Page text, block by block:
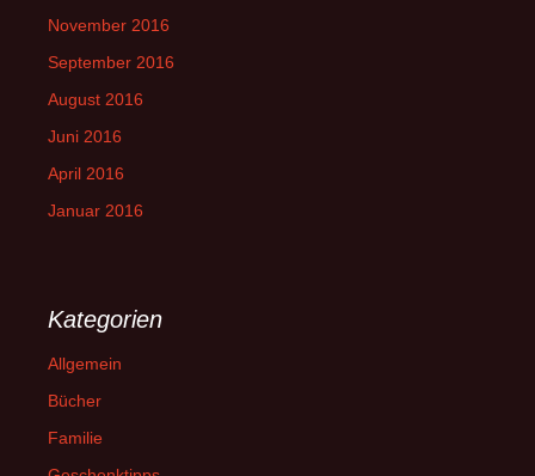
November 2016
September 2016
August 2016
Juni 2016
April 2016
Januar 2016
Kategorien
Allgemein
Bücher
Familie